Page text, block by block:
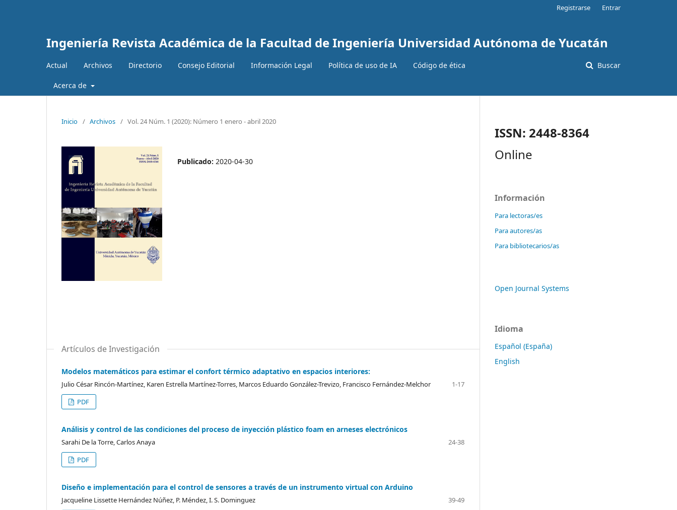
Ingeniería Revista Académica de la Facultad de Ingeniería Universidad Autónoma de Yucatán
Actual Archivos Directorio Consejo Editorial Información Legal Política de uso de IA Código de ética
Acerca de
Buscar
Registrarse Entrar
Inicio / Archivos / Vol. 24 Núm. 1 (2020): Número 1 enero - abril 2020
Publicado: 2020-04-30
Artículos de Investigación
Modelos matemáticos para estimar el confort térmico adaptativo en espacios interiores:
Julio César Rincón-Martínez, Karen Estrella Martínez-Torres, Marcos Eduardo González-Trevizo, Francisco Fernández-Melchor
1-17
PDF
Análisis y control de las condiciones del proceso de inyección plástico foam en arneses electrónicos
Sarahi De la Torre, Carlos Anaya
24-38
PDF
Diseño e implementación para el control de sensores a través de un instrumento virtual con Arduino
Jacqueline Lissette Hernández Núñez, P. Méndez, I. S. Dominguez
39-49
ISSN: 2448-8364
Online
Información
Para lectoras/es
Para autores/as
Para bibliotecarios/as
Open Journal Systems
Idioma
Español (España)
English